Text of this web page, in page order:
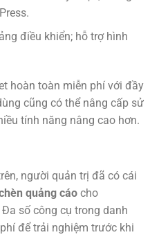
điều khiển; hỗ trợ hình
hoàn toàn miễn phí với đầy
cũng có thể nâng cấp sử
tính năng nâng cao hơn.
người quản trị đã có cái
quảng cáo cho
số công cụ trong danh
để trải nghiệm trước khi